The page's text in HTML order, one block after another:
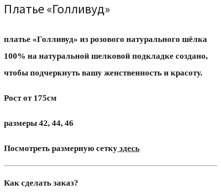
Платье «Голливуд»
платье «Голливуд» из розового натурального шёлка
100% на натуральной шелковой подкладке создано,
чтобы подчеркнуть вашу женственность и красоту.
Рост от 175см
размеры 42, 44, 46
Посмотреть размерную сетку здесь
Как сделать заказ?